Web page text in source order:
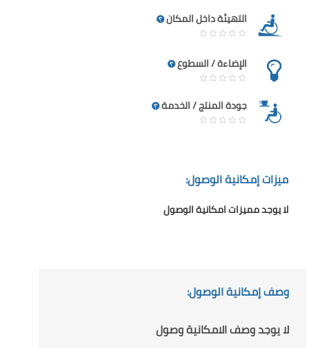
التهيئة داخل المكان
الإضاءة / السطوع
جودة المنتج / الخدمة
ميزات إمكانية الوصول:
لا يوجد مميزات امكانية الوصول
وصف إمكانية الوصول:
لا يوجد وصف الامكانية وصول